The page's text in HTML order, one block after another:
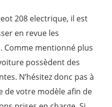
208 electrique, il est
en revue les
mentionné plus
possèdent des
N’hésitez donc pas à
de votre modèle afin de